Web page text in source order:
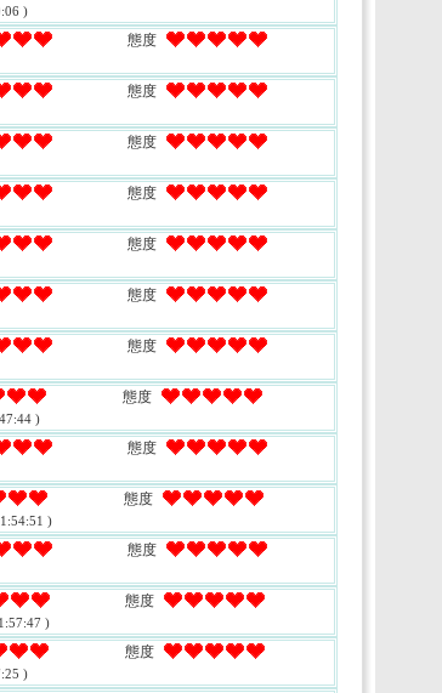
)
態度
態度
態度
態度
態度
態度
態度
態度
)
態度
態度
)
態度
態度
)
態度
)